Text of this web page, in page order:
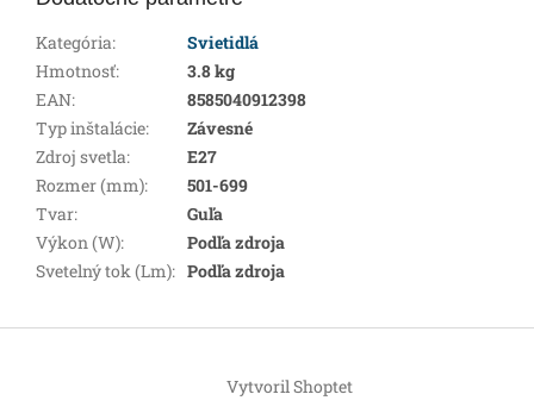
Kategória:
Svietidlá
Hmotnosť:
3.8 kg
EAN:
8585040912398
Typ inštalácie:
Závesné
Zdroj svetla:
E27
Rozmer (mm):
501-699
Tvar:
Guľa
Výkon (W):
Podľa zdroja
Svetelný tok (Lm): Podľa zdroja
Vytvoril Shoptet